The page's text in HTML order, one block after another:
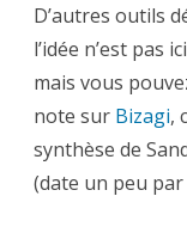
D’autres outils
l’idée n’est pas
mais vous
note sur Bizagi,
synthèse de
(date un peu